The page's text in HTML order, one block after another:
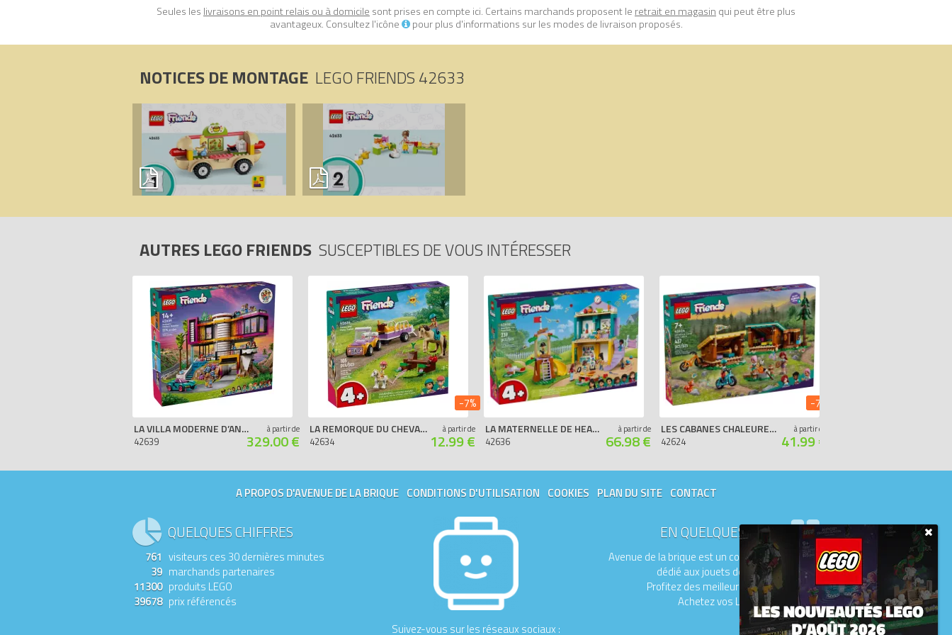
Seules les livraisons en point relais ou à domicile sont prises en compte ici. Certains marchands proposent le retrait en magasin qui peut être plus
avantageux. Consultez l'icône
pour plus d'informations sur les modes de livraison proposés.
NOTICES DE MONTAGE LEGO FRIENDS 42633
AUTRES LEGO FRIENDS SUSCEPTIBLES DE VOUS INTÉRESSER
LA VILLA MODERNE D’ANDRÉA
42639
à partir de
329.00 €
LA REMORQUE DU CHEVAL ET DU PONEY
42634
à partir de
12.99 €
-7%
LA MATERNELLE DE HEARTLAKE CITY
42636
à partir de
66.98 €
LES CABANES CHALEUREUSES DE LA BASE DE LOISIRS
42624
à partir de
41.99 €
-7%
A PROPOS D'AVENUE DE LA BRIQUE CONDITIONS D'UTILISATION COOKIES PLAN DU SITE CONTACT
EN QUELQUES MOTS
Avenue de la brique est un comparateur de prix
dédié aux jouets de la marque LEGO.
Profitez des meilleurs prix du moment.
Achetez vos LEGO moins chers.
QUELQUES CHIFFRES
761 visiteurs ces 30 dernières minutes
39 marchands partenaires
11300 produits LEGO
39678 prix référencés
Suivez-vous sur les réseaux sociaux :